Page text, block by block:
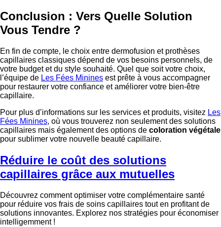
Conclusion : Vers Quelle Solution
Vous Tendre ?
En fin de compte, le choix entre dermofusion et prothèses
capillaires classiques dépend de vos besoins personnels, de
votre budget et du style souhaité. Quel que soit votre choix,
l’équipe de Les Fées Minines est prête à vous accompagner
pour restaurer votre confiance et améliorer votre bien-être
capillaire.
Pour plus d’informations sur les services et produits, visitez Les
Fées Minines, où vous trouverez non seulement des solutions
capillaires mais également des options de coloration végétale
pour sublimer votre nouvelle beauté capillaire.
Réduire le coût des solutions
capillaires grâce aux mutuelles
Découvrez comment optimiser votre complémentaire santé
pour réduire vos frais de soins capillaires tout en profitant de
solutions innovantes. Explorez nos stratégies pour économiser
intelligemment !